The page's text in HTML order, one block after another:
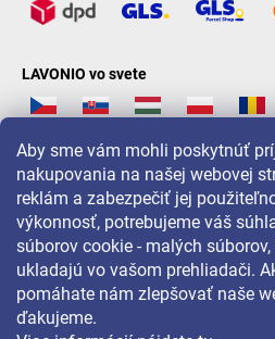
Aby sme vám mohli poskytnúť
nakupovania na našej webovej
reklám a zabezpečiť jej
výkonnosť, potrebujeme váš
súborov cookie - malých
ukladajú vo vašom prehliadači.
pomáhate nám zlepšovať naše
ďakujeme.
LAVONIO vo svete
Pre akcie, súťaže a zľavy nás sledujte